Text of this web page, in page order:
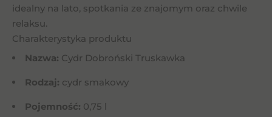
idealny na lato, spotkania ze znajomym oraz chwile
relaksu.
Charakterystyka produktu
Nazwa: Cydr Dobroński Truskawka
Rodzaj: cydr smakowy
Pojemność: 0,75 l